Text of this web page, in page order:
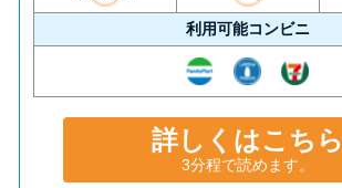
利用可能コンビニ
詳しくはこちら
3分程で読めます。